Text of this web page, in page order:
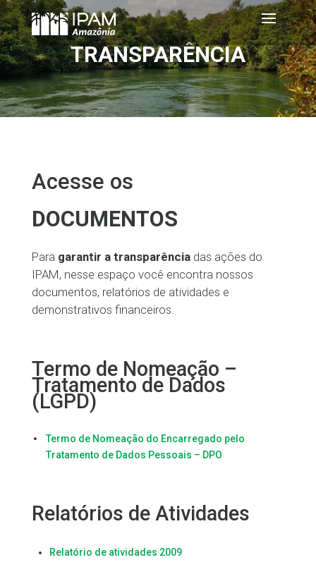
TRANSPARÊNCIA
Acesse os
DOCUMENTOS
Para garantir a transparênciadas ações do
IPAM, nesse espaço você encontra nossos
documentos, relatórios de atividades e
demonstrativos financeiros.
Termo de Nomeação –
Tratamento de Dados
(LGPD)

Termo de Nomeação do Encarregado pelo
Tratamento de Dados Pessoais – DPO
Relatórios de Atividades
Relatório de atividades 2009